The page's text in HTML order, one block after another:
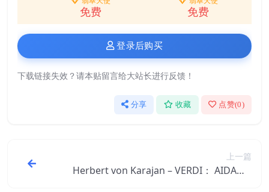
免费 免费
登录后购买
下载链接失效？请本贴留言给大站长进行反馈！
分享 收藏 点赞(0)
上一篇
Herbert von Karajan – VERDI： AIDA【4